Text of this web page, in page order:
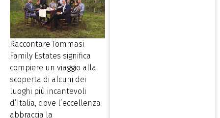
Raccontare Tommasi
Family Estates significa
compiere un viaggio alla
scoperta di alcuni dei
luoghi più incantevoli
d’Italia, dove l’eccellenza
abbraccia la